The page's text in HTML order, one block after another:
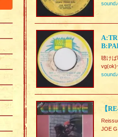
sound♪
聴け
sound♪
【
JOE